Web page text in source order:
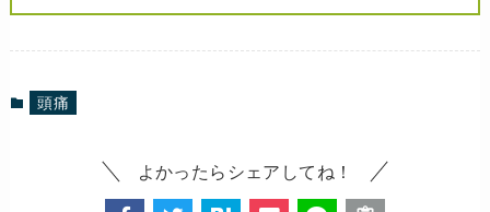
頭痛
よかったらシェアしてね！